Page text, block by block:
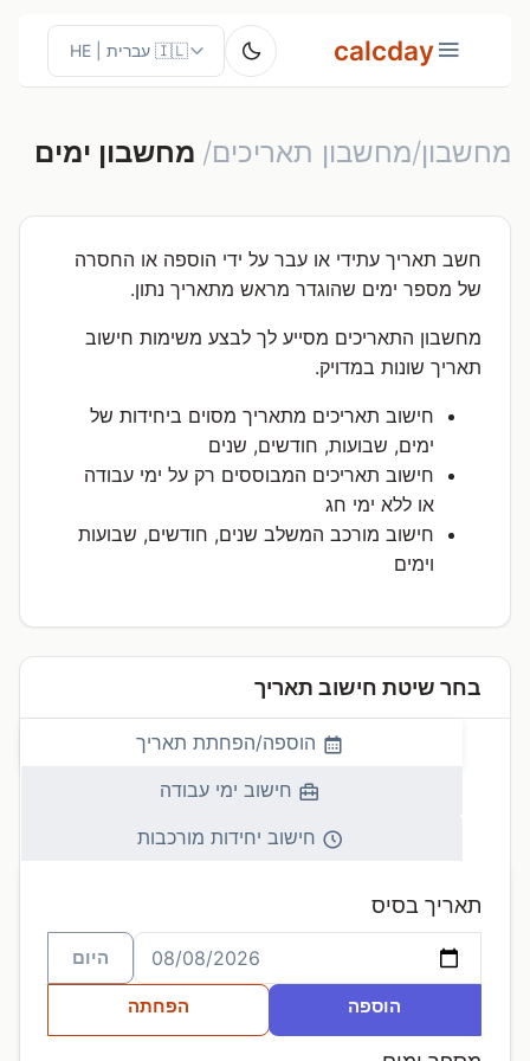
calcday
מחשבון/מחשבון תאריכים/ מחשבון ימים
חשב תאריך עתידי או עבר על ידי הוספה או החסרה
של מספר ימים שהוגדר מראש מתאריך נתון.
מחשבון התאריכים מסייע לך לבצע משימות חישוב
תאריך שונות במדויק.
חישוב תאריכים מתאריך מסוים ביחידות של
ימים, שבועות, חודשים, שנים
חישוב תאריכים המבוססים רק על ימי עבודה
או ללא ימי חג
חישוב מורכב המשלב שנים, חודשים, שבועות
וימים
בחר שיטת חישוב תאריך
תאריך בסיס
היום
הוספה הפחתה